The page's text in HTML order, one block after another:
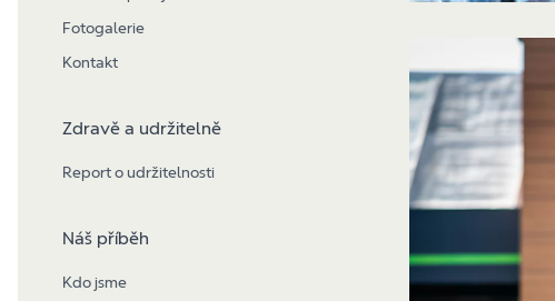
Fotogalerie
Kontakt
Zdravě a udržitelně
Report o udržitelnosti
Náš příběh
Kdo jsme